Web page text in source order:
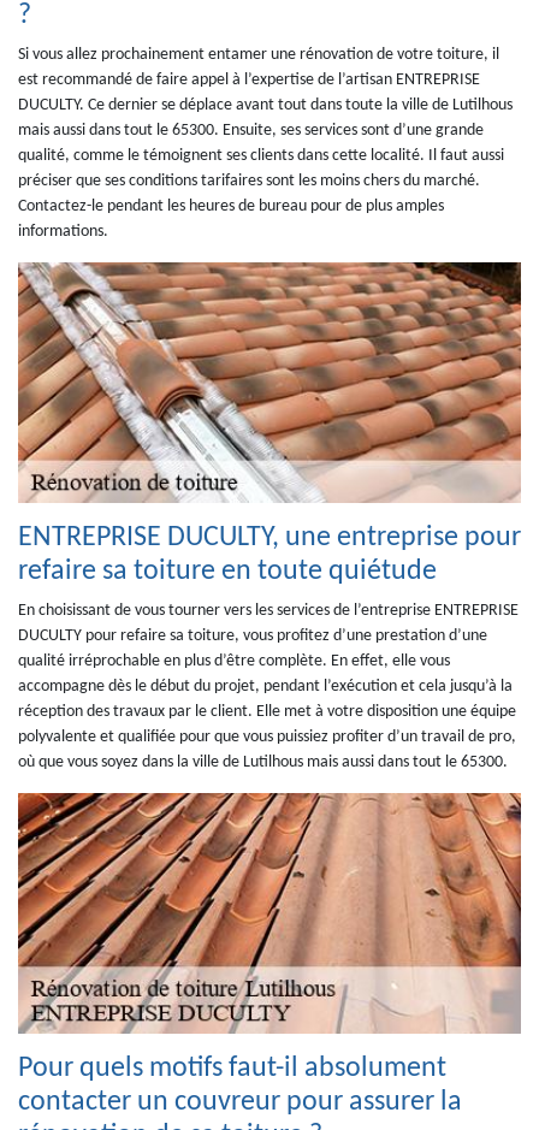
?
Si vous allez prochainement entamer une rénovation de votre toiture, il
est recommandé de faire appel à l’expertise de l’artisan ENTREPRISE
DUCULTY. Ce dernier se déplace avant tout dans toute la ville de Lutilhous
mais aussi dans tout le 65300. Ensuite, ses services sont d’une grande
qualité, comme le témoignent ses clients dans cette localité. Il faut aussi
préciser que ses conditions tarifaires sont les moins chers du marché.
Contactez-le pendant les heures de bureau pour de plus amples
informations.
ENTREPRISE DUCULTY, une entreprise pour
refaire sa toiture en toute quiétude
En choisissant de vous tourner vers les services de l’entreprise ENTREPRISE
DUCULTY pour refaire sa toiture, vous profitez d’une prestation d’une
qualité irréprochable en plus d’être complète. En effet, elle vous
accompagne dès le début du projet, pendant l’exécution et cela jusqu’à la
réception des travaux par le client. Elle met à votre disposition une équipe
polyvalente et qualifiée pour que vous puissiez profiter d’un travail de pro,
où que vous soyez dans la ville de Lutilhous mais aussi dans tout le 65300.
Pour quels motifs faut-il absolument
contacter un couvreur pour assurer la